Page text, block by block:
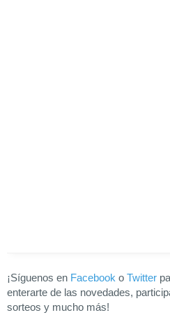
¡Síguenos en Facebook o Twitter
enterarte de las novedades,
sorteos y mucho más!